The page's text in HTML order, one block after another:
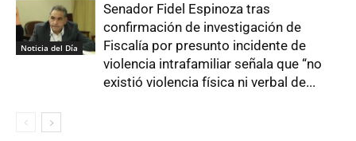
Noticia del Día
Senador Fidel Espinoza tras
confirmación de investigación de
Fiscalía por presunto incidente de
violencia intrafamiliar señala que “no
existió violencia física ni verbal de...